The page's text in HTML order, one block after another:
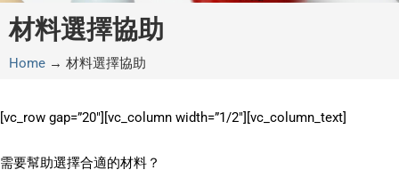
材料選擇協助
Home → 材料選擇協助
[vc_row gap=”20″][vc_column width=”1/2″][vc_column_text]
需要幫助選擇合適的材料？